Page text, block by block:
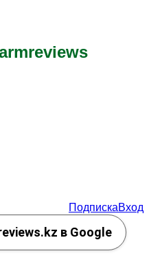
ПодпискаВход
в Google